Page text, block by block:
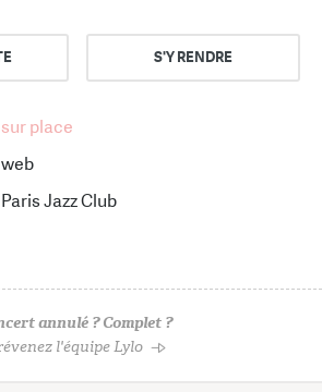
S'Y RENDRE
place
Jazz Club
annulé ? Complet ?
l'équipe Lylo